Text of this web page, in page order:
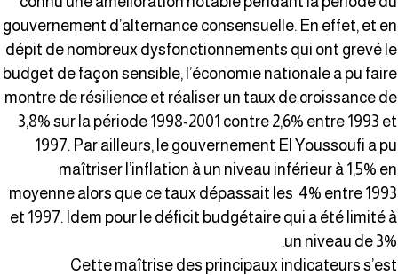
gouvernement d’alternance consensuelle. En effet, et
dépit de nombreux dysfonctionnements qui ont grevé
budget de façon sensible, l’économie nationale a pu
montre de résilience et réaliser un taux de croissance
3,8% sur la période 1998-2001 contre 2,6% entre 1993
1997. Par ailleurs, le gouvernement El Youssoufi a
maîtriser l’inflation à un niveau inférieur à 1,5%
moyenne alors que ce taux dépassait les 4% entre
et 1997. Idem pour le déficit budgétaire qui a été limité
un niveau de
Cette maîtrise des principaux indicateurs